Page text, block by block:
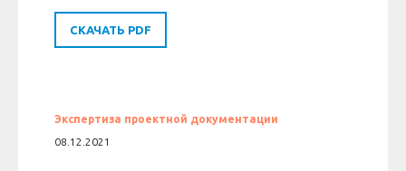
СКАЧАТЬ PDF
Экспертиза проектной документации
08.12.2021